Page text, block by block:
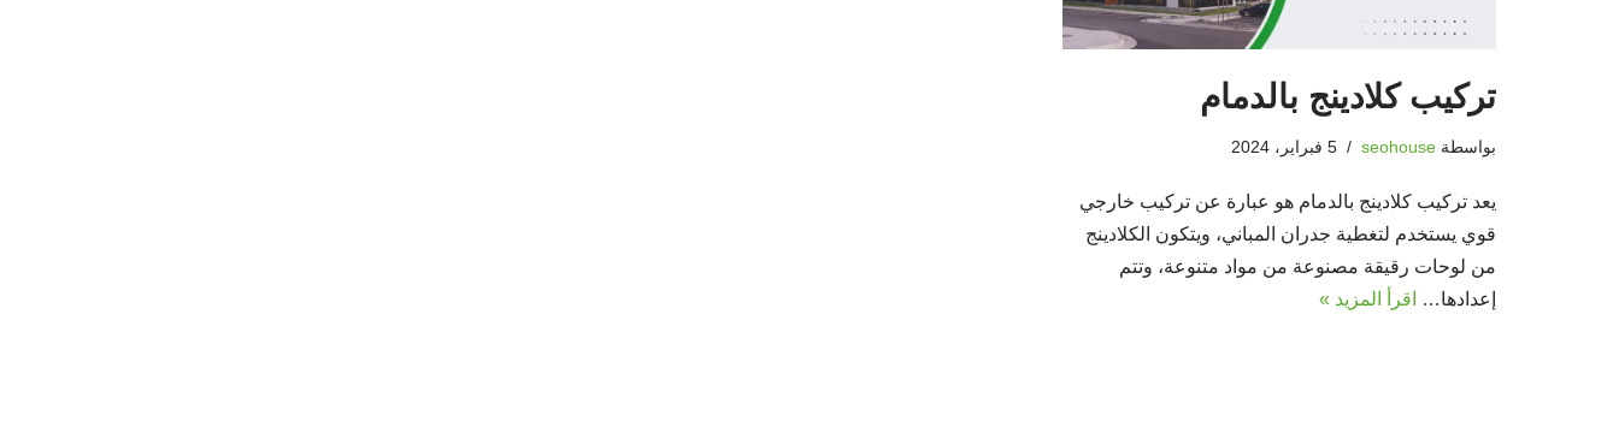
تركيب كلادينج بالدمام
بواسطة seohouse 5 فبراير، 2024
يعد تركيب كلادينج بالدمام هو عبارة عن تركيب خارجي
قوي يستخدم لتغطية جدران المباني، ويتكون الكلادينج
من لوحات رقيقة مصنوعة من مواد متنوعة، وتتم
إعدادها…
اقرأ المزيد »